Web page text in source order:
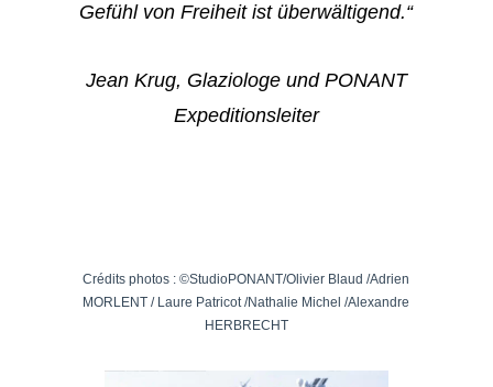
Gefühl von Freiheit ist überwältigend.“
Jean Krug, Glaziologe und PONANT
Expeditionsleiter
Crédits photos : ©StudioPONANT/Olivier Blaud /Adrien
MORLENT / Laure Patricot /Nathalie Michel /Alexandre
HERBRECHT